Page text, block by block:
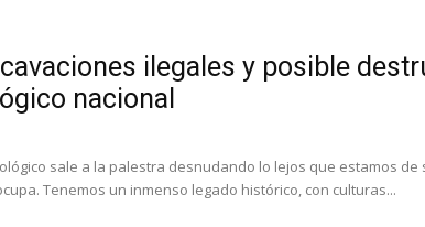
ilegales y posible
nacional
sale a la palestra desnudando lo lejos que estamos de
Tenemos un inmenso legado histórico, con culturas...